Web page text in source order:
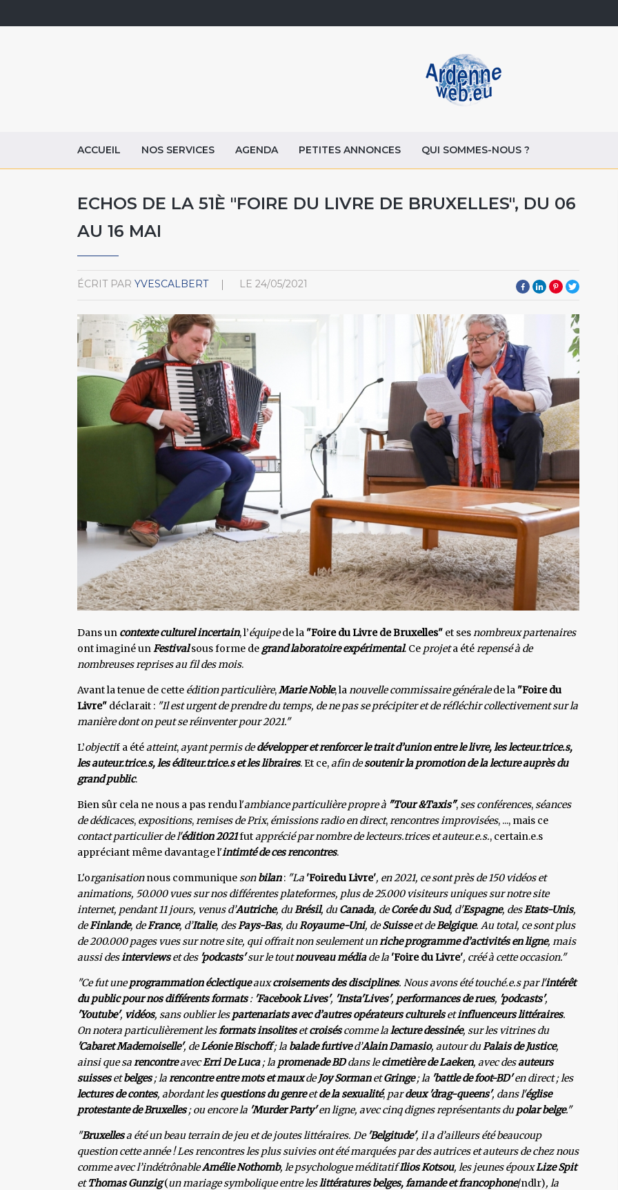
ACCUEIL NOS SERVICES AGENDA PETITES ANNONCES QUI SOMMES-NOUS ?
ECHOS DE LA 51È "FOIRE DU LIVRE DE BRUXELLES", DU 06
AU 16 MAI
ÉCRIT PAR YVESCALBERT LE 24/05/2021
Dans un contexte culturel incertain, l’équipede la "Foire du Livre de Bruxelles" et sesnombreux partenaires
ont imaginé unFestivalsous forme de grand laboratoire expérimental. Ce projeta étérepensé à de
nombreuses reprises au fil des mois.
Avant la tenue de cette édition particulière,Marie Noble, lanouvelle commissaire généralede la "Foire du
Livre" déclarait : "Il est urgent de prendre du temps, de ne pas se précipiter et de réfléchir collectivement sur la
manière dont on peut se réinventer pour 2021."
L’objectif a étéatteint,ayant permis dedévelopper et renforcer le trait d’union entre le livre, les lecteur.trice.s,
les auteur.trice.s, les éditeur.trice.s et les libraires. Et ce,afin desoutenir la promotion de la lecture auprès du
grand public.
Bien sûr cela ne nous a pas rendu l'ambiance particulière propre à "Tour &Taxis",ses conférences,séances
de dédicaces, expositions,remises de Prix, émissions radio en direct,rencontres improvisées, ..., mais ce
contact particulier de l'édition 2021futapprécié par nombre de lecteurs.trices et auteur.e.s., certain.e.s
appréciant même davantage l'intimté de ces rencontres.
L'organisationnous communiqueson bilan: "La 'Foiredu Livre', en 2021, ce sont près de 150 vidéos et
animations, 50.000 vues sur nos différentes plateformes, plus de 25.000 visiteurs uniques sur notre site
internet, pendant 11 jours, venus d’Autriche, duBrésil, duCanada, deCorée du Sud, d'Espagne, desEtats-Unis,
deFinlande, deFrance, d’Italie, desPays-Bas, duRoyaume-Uni, deSuisseet deBelgique. Au total, ce sont plus
de 200.000 pages vues sur notre site, qui offrait non seulement unriche programme d’activités en ligne, mais
aussi desinterviewset des 'podcasts'sur le toutnouveau médiade la 'Foire du Livre', créé à cette occasion."
"Ce fut uneprogrammation éclectiqueauxcroisements des disciplines. Nous avons été touché.e.s par l'intérêt
du public pour nos différents formats: 'Facebook Lives', 'Insta'Lives', performances de rues, 'podcasts',
'Youtube', vidéos, sans oublier lespartenariats avec d’autres opérateurs culturelsetinfluenceurs littéraires.
On notera particulièrement lesformats insolitesetcroiséscomme lalecture dessinée, sur les vitrines du
'Cabaret Mademoiselle', deLéonie Bischoff; la balade furtived’Alain Damasio, autour duPalais de Justice,
ainsi que sarencontreavecErri De Luca; la promenade BDdans lecimetière de Laeken, avec desauteurs
suissesetbelges; larencontre entre mots et mauxdeJoy SormanetGringe; la 'battle de foot-BD'en direct ; les
lectures de contes, abordant lesquestions du genreetde la sexualité, pardeux 'drag-queens', dans l'église
protestante de Bruxelles; ou encore la 'Murder Party'en ligne, avec cinq dignes représentants dupolar belge."
"Bruxellesa été un beau terrain de jeu et de joutes littéraires. De 'Belgitude', il a d’ailleurs été beaucoup
question cette année ! Les rencontres les plus suivies ont été marquées par des autrices et auteurs de chez nous
comme avec l’indétrônableAmélie Nothomb, le psychologue méditatifIlios Kotsou, les jeunes épouxLize Spit
etThomas Gunzig (un mariage symbolique entre leslittératures belges, famande et francophone/ndlr), la